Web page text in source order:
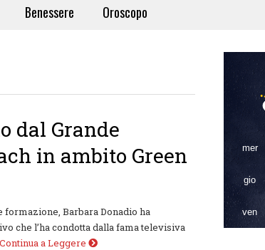
Benessere Oroscopo
dal Grande
in ambito Green
formazione, Barbara Donadio ha
che l’ha condotta dalla fama televisiva
Continua a Leggere
mer
gio
ven